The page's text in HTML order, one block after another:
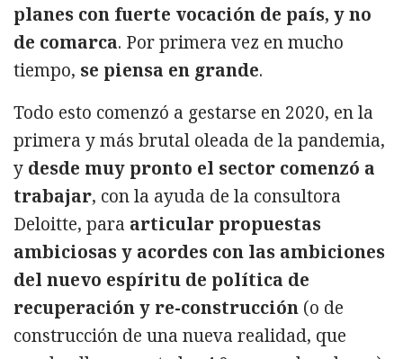
planes con fuerte vocación de país, y no
de comarca. Por primera vez en mucho
tiempo, se piensa en grande.
Todo esto comenzó a gestarse en 2020, en la
primera y más brutal oleada de la pandemia,
y desde muy pronto el sector comenzó a
trabajar, con la ayuda de la consultora
Deloitte, para articular propuestas
ambiciosas y acordes con las ambiciones
del nuevo espíritu de política de
recuperación y re-construcción (o de
construcción de una nueva realidad, que